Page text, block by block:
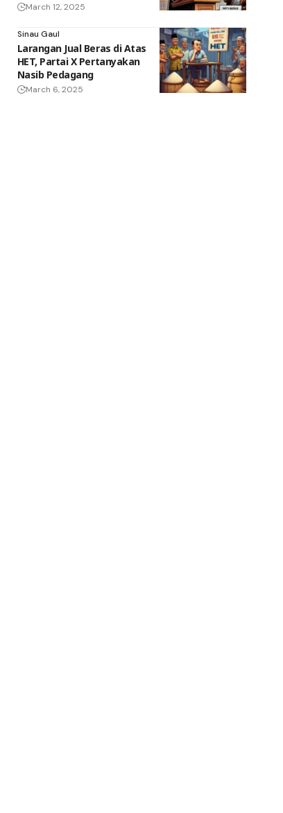
March 12, 2025
Sinau Gaul
Larangan Jual Beras di Atas
HET, Partai X Pertanyakan
Nasib Pedagang
March 6, 2025